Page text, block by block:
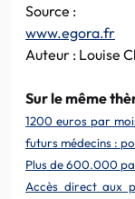
Source :
www.egora.fr
Auteur : Louise
Sur le même
1200 euros par
futurs médecins :
Plus de 600.000
Accès direct aux